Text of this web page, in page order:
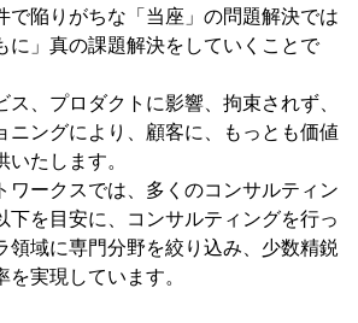
で陥りがちな「当座」の問題解決では
に」真の課題解決をしていくことで
ス、プロダクトに影響、拘束されず、
ニングにより、顧客に、もっとも価値
たします。
ワークスでは、多くのコンサルティン
下を目安に、コンサルティングを行っ
領域に専門分野を絞り込み、少数精鋭
実現しています。